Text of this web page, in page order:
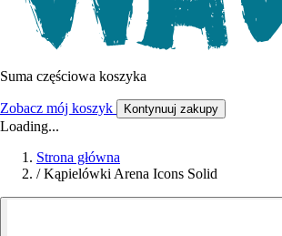
Suma częściowa koszyka
Zobacz mój koszyk Kontynuuj zakupy
Loading...
Strona główna
/ Kąpielówki Arena Icons Solid